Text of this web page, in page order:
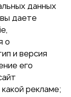
данных
даете
о
и версия
его
рекламе;